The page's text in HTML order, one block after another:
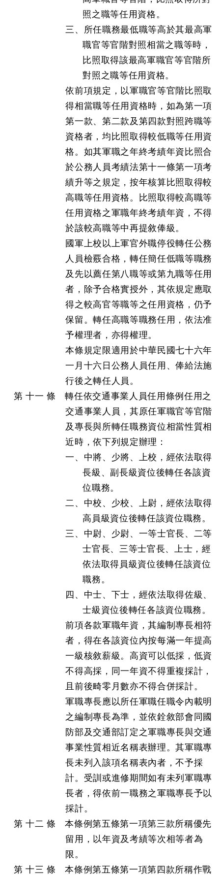
照之職等任用資格。
三、所任職務最低職等高於其最高軍
職官等官階對照相當之職等時，
比照取得該最高軍職官等官階所
對照之職等任用資格。
依前項規定，以軍職官等官階比照取
得相當職等任用資格時，如為第一項
第一款、第二款及第四款對照跨職等
資格者，均比照取得較低職等任用資
格。如其軍職之年終考績年資比照合
於公務人員考績法第十一條第一項考
績升等之規定，按年核算比照取得較
高職等任用資格。比照取得較高職等
任用資格之軍職年終考績年資，不得
於該較高職等中再提敘俸級。
國軍上校以上軍官外職停役轉任公務
人員檢覈合格，轉任簡任低職等職務
及先以薦任第八職等或第九職等任用
者，除予合格實授外，其依規定應取
得之較高官等職等之任用資格，仍予
保留。轉任高職等職務任用，依法准
予權理者，亦得權理。
本條規定限適用於中華民國七十六年
一月十六日公務人員任用、俸給法施
行後之轉任人員。
第 十一 條 轉任依交通事業人員任用條例任用之
交通事業人員，其原任軍職官等官階
及專長與所轉任職務資位相當性質相
近時，依下列規定辦理：
一、中將、少將、上校，經依法取得
長級、副長級資位後轉任各該資
位職務。
二、中校、少校、上尉，經依法取得
高員級資位後轉任該資位職務。
三、中尉、少尉、一等士官長、二等
士官長、三等士官長、上士，經
依法取得員級資位後轉任該資位
職務。
四、中士、下士，經依法取得佐級、
士級資位後轉任各該資位職務。
前項各款軍職年資，其編制專長相符
者，得在各該資位內按每滿一年提高
一級核敘薪級。高資可以低採，低資
不得高採，同一年資不得重複採計，
且前後畸零月數亦不得合併採計。
軍職專長應以所任軍職任職令內載明
之編制專長為準，並依銓敘部會同國
防部及交通部訂定之軍職專長與交通
事業性質相近名稱表辦理。其軍職專
長未列入該項名稱表內者，不予採
計。受訓或進修期間如有未列軍職專
長者，得依前一職務之軍職專長予以
採計。
第 十二 條 本條例第五條第一項第三款所稱優先
留用，以年資及考績等次相等者為
限。
第 十三 條 本條例第五條第一項第四款所稱作戰